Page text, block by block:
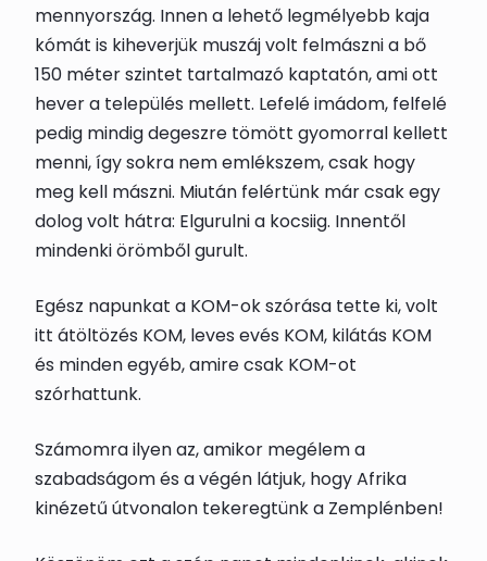
mennyország. Innen a lehető legmélyebb kaja
kómát is kiheverjük muszáj volt felmászni a bő
150 méter szintet tartalmazó kaptatón, ami ott
hever a település mellett. Lefelé imádom, felfelé
pedig mindig degeszre tömött gyomorral kellett
menni, így sokra nem emlékszem, csak hogy
meg kell mászni. Miután felértünk már csak egy
dolog volt hátra: Elgurulni a kocsiig. Innentől
mindenki örömből gurult.
Egész napunkat a KOM-ok szórása tette ki, volt
itt átöltözés KOM, leves evés KOM, kilátás KOM
és minden egyéb, amire csak KOM-ot
szórhattunk.
Számomra ilyen az, amikor megélem a
szabadságom és a végén látjuk, hogy Afrika
kinézetű útvonalon tekeregtünk a Zemplénben!